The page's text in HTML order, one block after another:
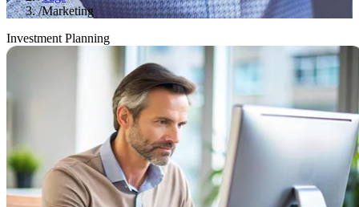
/Marketing
Investment Planning